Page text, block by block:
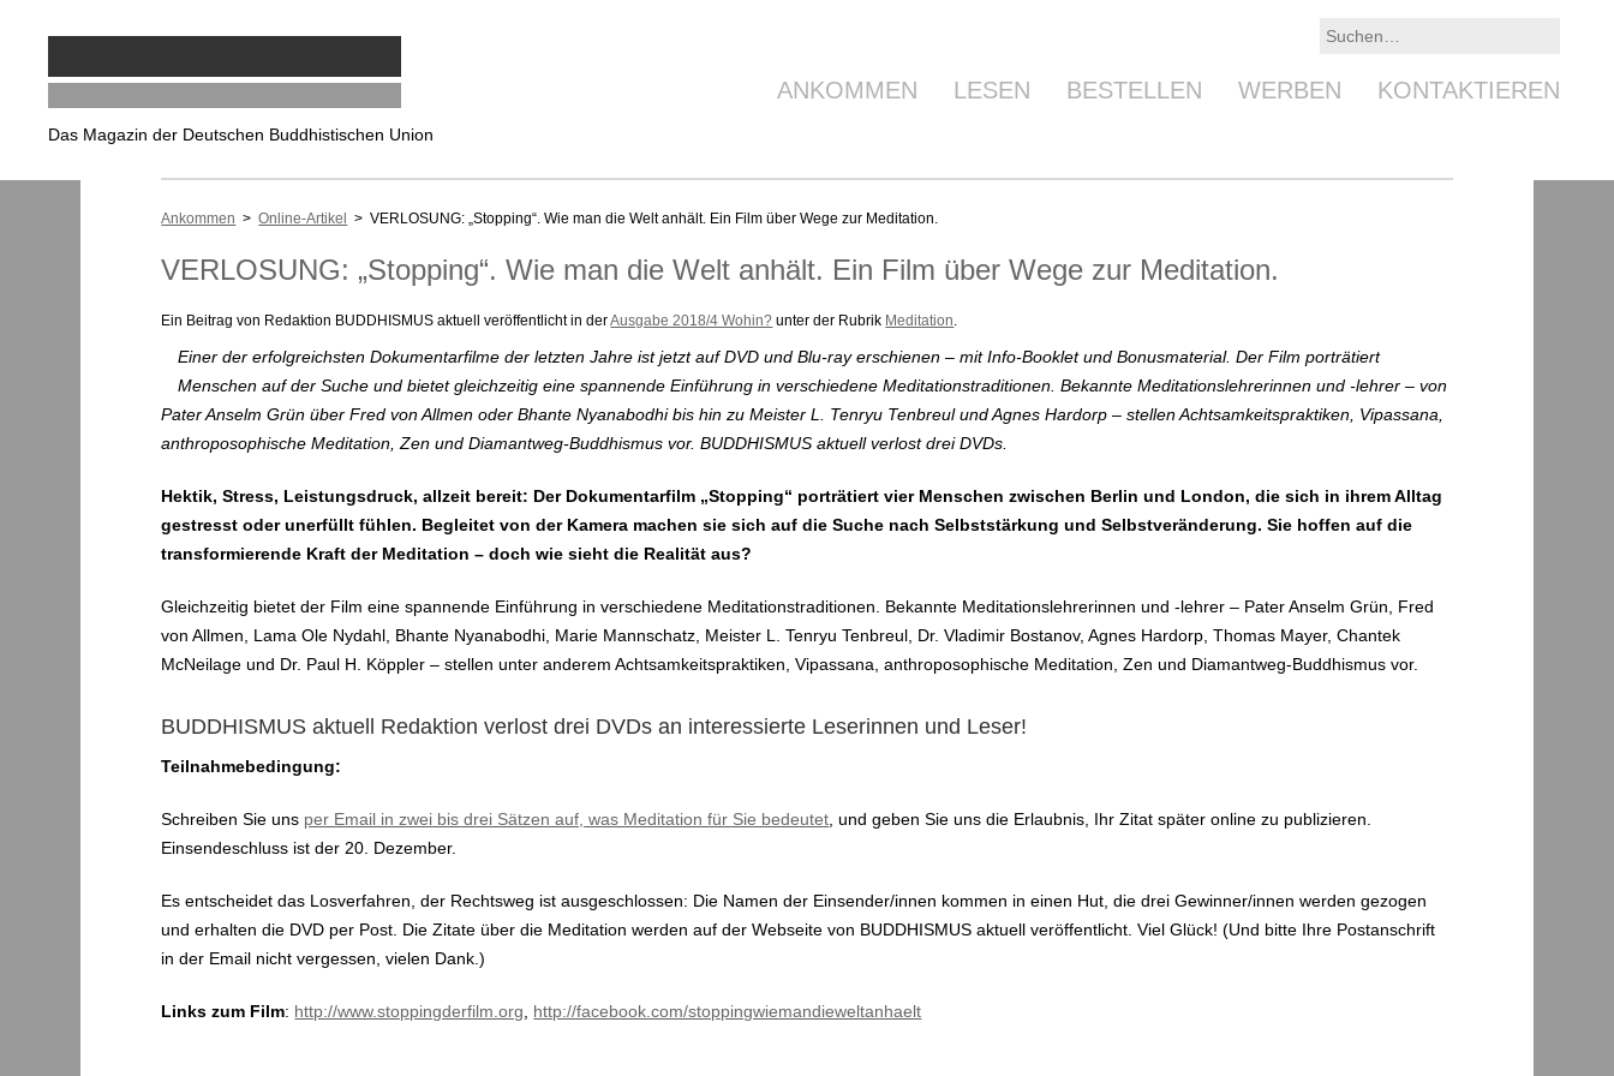
Das Magazin der Deutschen Buddhistischen Union
ANKOMMEN LESEN BESTELLEN WERBEN KONTAKTIEREN
Ankommen >Online-Artikel > VERLOSUNG: „Stopping“. Wie man die Welt anhält. Ein Film über Wege zur Meditation.
VERLOSUNG: „Stopping“. Wie man die Welt anhält. Ein Film über Wege zur Meditation.
Ein Beitrag von Redaktion BUDDHISMUS aktuell veröffentlicht in derAusgabe 2018/4 Wohin? unter der Rubrik Meditation
Einer der erfolgreichsten Dokumentarfilme der letzten Jahre ist jetzt auf DVD und Blu-ray erschienen – mit Info-Booklet und Bonusmaterial. Der Film porträtiert
Menschen auf der Suche und bietet gleichzeitig eine spannende Einführung in verschiedene Meditationstraditionen. Bekannte Meditationslehrerinnen und -lehrer – von
Pater Anselm Grün über Fred von Allmen oder Bhante Nyanabodhi bis hin zu Meister L. Tenryu Tenbreul und Agnes Hardorp – stellen Achtsamkeitspraktiken, Vipassana,
anthroposophische Meditation, Zen und Diamantweg-Buddhismus vor. BUDDHISMUS aktuell verlost drei DVDs.
Hektik, Stress, Leistungsdruck, allzeit bereit: Der Dokumentarfilm „Stopping“ porträtiert vier Menschen zwischen Berlin und London, die sich in ihrem Alltag
gestresst oder unerfüllt fühlen. Begleitet von der Kamera machen sie sich auf die Suche nach Selbststärkung und Selbstveränderung. Sie hoffen auf die
transformierende Kraft der Meditation – doch wie sieht die Realität aus?
Gleichzeitig bietet der Film eine spannende Einführung in verschiedene Meditationstraditionen. Bekannte Meditationslehrerinnen und -lehrer – Pater Anselm Grün, Fred
von Allmen, Lama Ole Nydahl, Bhante Nyanabodhi, Marie Mannschatz, Meister L. Tenryu Tenbreul, Dr. Vladimir Bostanov, Agnes Hardorp, Thomas Mayer, Chantek
McNeilage und Dr. Paul H. Köppler – stellen unter anderem Achtsamkeitspraktiken, Vipassana, anthroposophische Meditation, Zen und Diamantweg-Buddhismus vor.
BUDDHISMUS aktuell Redaktion verlost drei DVDs an interessierte Leserinnen und Leser!
Teilnahmebedingung:
Schreiben Sie uns per Email in zwei bis drei Sätzen auf, was Meditation für Sie bedeutet , und geben Sie uns die Erlaubnis, Ihr Zitat später online zu publizieren.
Einsendeschluss ist der 20. Dezember.
Es entscheidet das Losverfahren, der Rechtsweg ist ausgeschlossen: Die Namen der Einsender/innen kommen in einen Hut, die drei Gewinner/innen werden gezogen
und erhalten die DVD per Post. Die Zitate über die Meditation werden auf der Webseite von BUDDHISMUS aktuell veröffentlicht. Viel Glück! (Und bitte Ihre Postanschrift
in der Email nicht vergessen, vielen Dank.)
Links zum Film: http://www.stoppingderfilm.org http://facebook.com/stoppingwiemandieweltanhaelt